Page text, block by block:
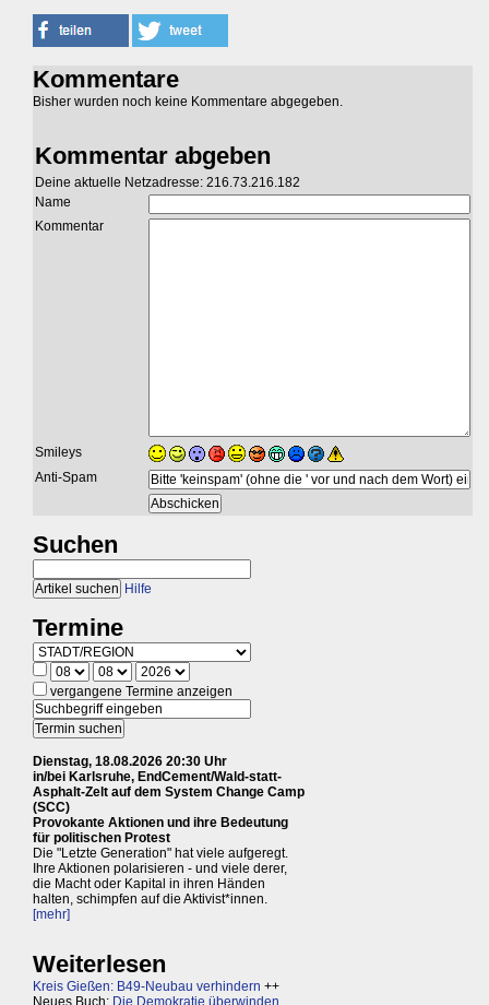
Kommentare
Bisher wurden noch keine Kommentare abgegeben.
Kommentar abgeben
Deine aktuelle Netzadresse: 216.73.216.182
Name
Kommentar
Smileys
Anti-Spam
Suchen
Hilfe
Termine
vergangene Termine anzeigen
Dienstag, 18.08.2026 20:30 Uhr
in/bei Karlsruhe, EndCement/Wald-statt-
Asphalt-Zelt auf dem System Change Camp
(SCC)
Provokante Aktionen und ihre Bedeutung
für politischen Protest
Die "Letzte Generation" hat viele aufgeregt.
Ihre Aktionen polarisieren - und viele derer,
die Macht oder Kapital in ihren Händen
halten, schimpfen auf die Aktivist*innen.
[mehr]
Weiterlesen
Kreis Gießen: B49-Neubau verhindern ++
Neues Buch: Die Demokratie überwinden,